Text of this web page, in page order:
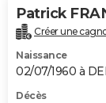
Patrick
Créer une
Naissance
02/07/1960 à
Décès